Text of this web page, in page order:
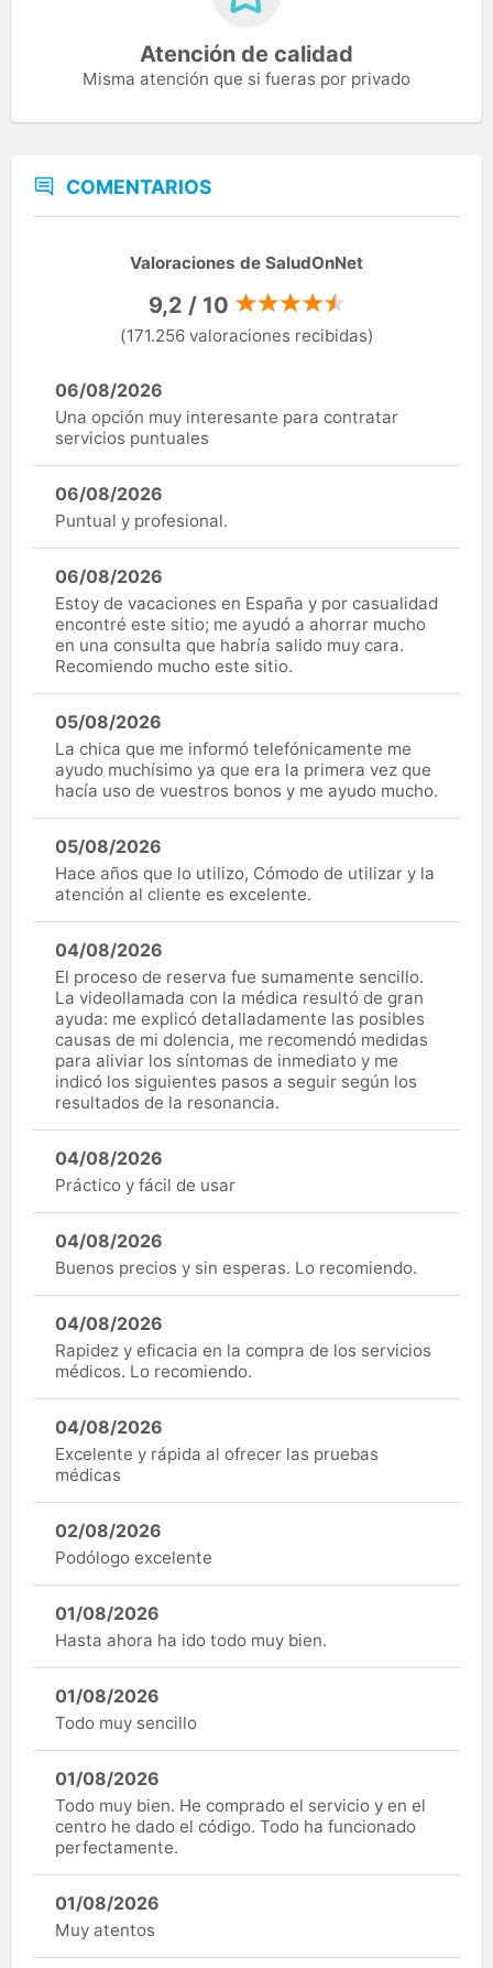
Atención de calidad
Misma atención que si fueras por privado
COMENTARIOS
Valoraciones de SaludOnNet
9,2 / 10
(171.256 valoraciones recibidas)
06/08/2026
Una opción muy interesante para contratar
servicios puntuales
06/08/2026
Puntual y profesional.
06/08/2026
Estoy de vacaciones en España y por casualidad
encontré este sitio; me ayudó a ahorrar mucho
en una consulta que habría salido muy cara.
Recomiendo mucho este sitio.
05/08/2026
La chica que me informó telefónicamente me
ayudo muchísimo ya que era la primera vez que
hacía uso de vuestros bonos y me ayudo mucho.
05/08/2026
Hace años que lo utilizo, Cómodo de utilizar y la
atención al cliente es excelente.
04/08/2026
El proceso de reserva fue sumamente sencillo.
La videollamada con la médica resultó de gran
ayuda: me explicó detalladamente las posibles
causas de mi dolencia, me recomendó medidas
para aliviar los síntomas de inmediato y me
indicó los siguientes pasos a seguir según los
resultados de la resonancia.
04/08/2026
Práctico y fácil de usar
04/08/2026
Buenos precios y sin esperas. Lo recomiendo.
04/08/2026
Rapidez y eficacia en la compra de los servicios
médicos. Lo recomiendo.
04/08/2026
Excelente y rápida al ofrecer las pruebas
médicas
02/08/2026
Podólogo excelente
01/08/2026
Hasta ahora ha ido todo muy bien.
01/08/2026
Todo muy sencillo
01/08/2026
Todo muy bien. He comprado el servicio y en el
centro he dado el código. Todo ha funcionado
perfectamente.
01/08/2026
Muy atentos